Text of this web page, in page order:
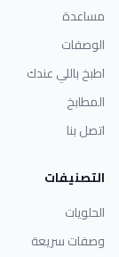
مساعدة
الوصفات
اطبخ باللي عندك
المطابخ
اتصل بنا
التصنيفات
الحلويات
وصفات سريعة